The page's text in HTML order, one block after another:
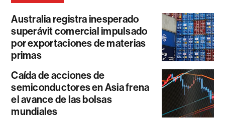
Australia registra inesperado
superávit comercial impulsado
por exportaciones de materias
primas
Caída de acciones de
semiconductores en Asia frena
el avance de las bolsas
mundiales